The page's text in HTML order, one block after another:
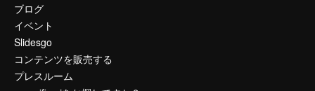
ブログ
イベント
Slidesgo
コンテンツを販売する
プレスルーム